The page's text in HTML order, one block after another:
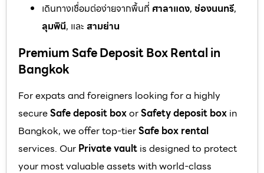
เดินทางเชื่อมต่อง่ายจากพื้นที่ ศาลาแดง, ช่องนนทรี,
ลุมพินี, และ สามย่าน
Premium Safe Deposit Box Rental in
Bangkok
For expats and foreigners looking for a highly
secureSafe deposit boxorSafety deposit box in
Bangkok, we offer top-tierSafe box rental
services. Our Private vault is designed to protect
your most valuable assets with world-class